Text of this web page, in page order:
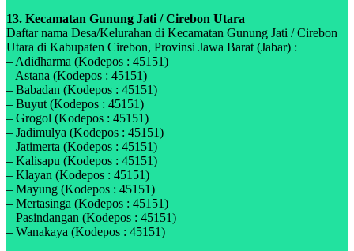
13. Kecamatan Gunung Jati / Cirebon Utara
Daftar nama Desa/Kelurahan di Kecamatan Gunung Jati / Cirebon
Utara di Kabupaten Cirebon, Provinsi Jawa Barat (Jabar) :
– Adidharma (Kodepos : 45151)
– Astana (Kodepos : 45151)
– Babadan (Kodepos : 45151)
– Buyut (Kodepos : 45151)
– Grogol (Kodepos : 45151)
– Jadimulya (Kodepos : 45151)
– Jatimerta (Kodepos : 45151)
– Kalisapu (Kodepos : 45151)
– Klayan (Kodepos : 45151)
– Mayung (Kodepos : 45151)
– Mertasinga (Kodepos : 45151)
– Pasindangan (Kodepos : 45151)
– Wanakaya (Kodepos : 45151)